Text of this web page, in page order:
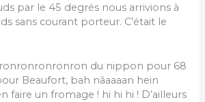
par le 45 degrés nous arrivions à
sans courant porteur. C’était le
ronronronronron du nippon pour 68
Beaufort, bah nâaaaan hein
faire un fromage ! hi hi hi ! D’ailleurs